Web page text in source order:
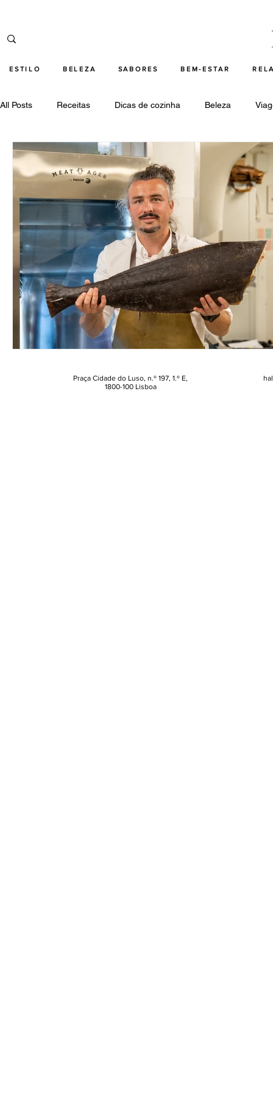
ESTILO BELEZA SABORES BEM-ESTAR
All Posts Receitas Dicas de cozinha Beleza
Cultura Relações Tecnologia Destaques beleza
Destaques cultura Destaques bem-estar Destaques
Destaques tecnologia armani
Praça Cidade do Luso, n.º 197, 1.º E,
1800-100 Lisboa